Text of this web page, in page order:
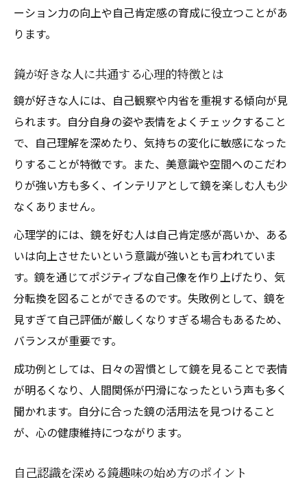
ーション力の向上や自己肯定感の育成に役立つことがあ
ります。
鏡が好きな人に共通する心理的特徴とは
鏡が好きな人には、自己観察や内省を重視する傾向が見
られます。自分自身の姿や表情をよくチェックすること
で、自己理解を深めたり、気持ちの変化に敏感になった
りすることが特徴です。また、美意識や空間へのこだわ
りが強い方も多く、インテリアとして鏡を楽しむ人も少
なくありません。
心理学的には、鏡を好む人は自己肯定感が高いか、ある
いは向上させたいという意識が強いとも言われていま
す。鏡を通じてポジティブな自己像を作り上げたり、気
分転換を図ることができるのです。失敗例として、鏡を
見すぎて自己評価が厳しくなりすぎる場合もあるため、
バランスが重要です。
成功例としては、日々の習慣として鏡を見ることで表情
が明るくなり、人間関係が円滑になったという声も多く
聞かれます。自分に合った鏡の活用法を見つけること
が、心の健康維持につながります。
自己認識を深める鏡趣味の始め方のポイント